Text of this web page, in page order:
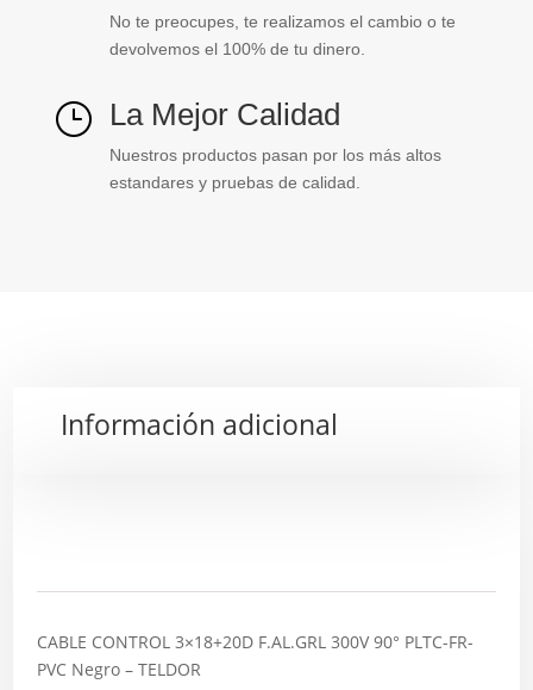
No te preocupes, te realizamos el cambio o te
devolvemos el 100% de tu dinero.
} La Mejor Calidad
Nuestros productos pasan por los más altos
estandares y pruebas de calidad.
Información adicional
CABLE CONTROL 3×18+20D F.AL.GRL 300V 90° PLTC-FR-
PVC Negro – TELDOR